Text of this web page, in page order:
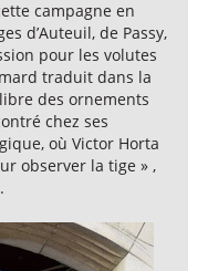
campagne en
d’Auteuil, de Passy,
pour les volutes
traduit dans la
des ornements
chez ses
où Victor Horta
observer la tige » ,